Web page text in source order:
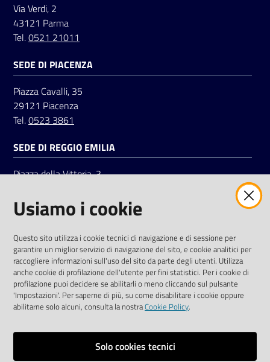
Via Verdi, 2
43121 Parma
Tel.0521 21011
SEDE DI PIACENZA
Piazza Cavalli, 35
29121 Piacenza
Tel.0523 3861
SEDE DI REGGIO EMILIA
Piazza della Vittoria, 3
Tel.0522 7961
LinkedinFacebookInstagram
Usiamo i cookie
Questo sito utilizza i cookie tecnici di navigazione e di sessione per
garantire un miglior servizio di navigazione del sito, e cookie analitici per
raccogliere informazioni sull'uso del sito da parte degli utenti. Utilizza
anche cookie di profilazione dell'utente per fini statistici. Per i cookie di
profilazione puoi decidere se abilitarli o meno cliccando sul pulsante
'Impostazioni'. Per saperne di più, su come disabilitare i cookie oppure
abilitarne solo alcuni, consulta la nostraCookie Policy.
Solo cookies tecnici